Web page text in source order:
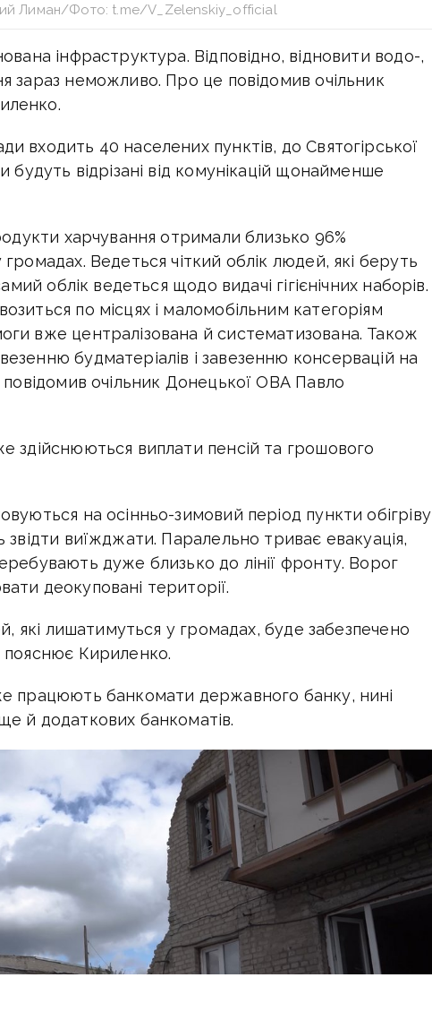
Лиман/Фото: t.me/V_Zelenskiy_official
інфраструктура. Відповідно, відновити водо-,
зараз неможливо. Про це повідомив очільник
входить 40 населених пунктів, до Святогірської
відрізані від комунікацій щонайменше
харчування отримали близько 96%
Ведеться чіткий облік людей, які беруть
облік ведеться щодо видачі гігієнічних наборів.
по місцях і маломобільним категоріям
вже централізована й систематизована. Також
будматеріалів і завезенню консервацій на
повідомив очільник Донецької ОВА Павло
здійснюються виплати пенсій та грошового
на осінньо-зимовий період пункти обігріву
виїжджати. Паралельно триває евакуація,
дуже близько до лінії фронту. Ворог
деокуповані території.
які лишатимуться у громадах, буде забезпечено
пояснює Кириленко.
працюють банкомати державного банку, нині
й додаткових банкоматів.